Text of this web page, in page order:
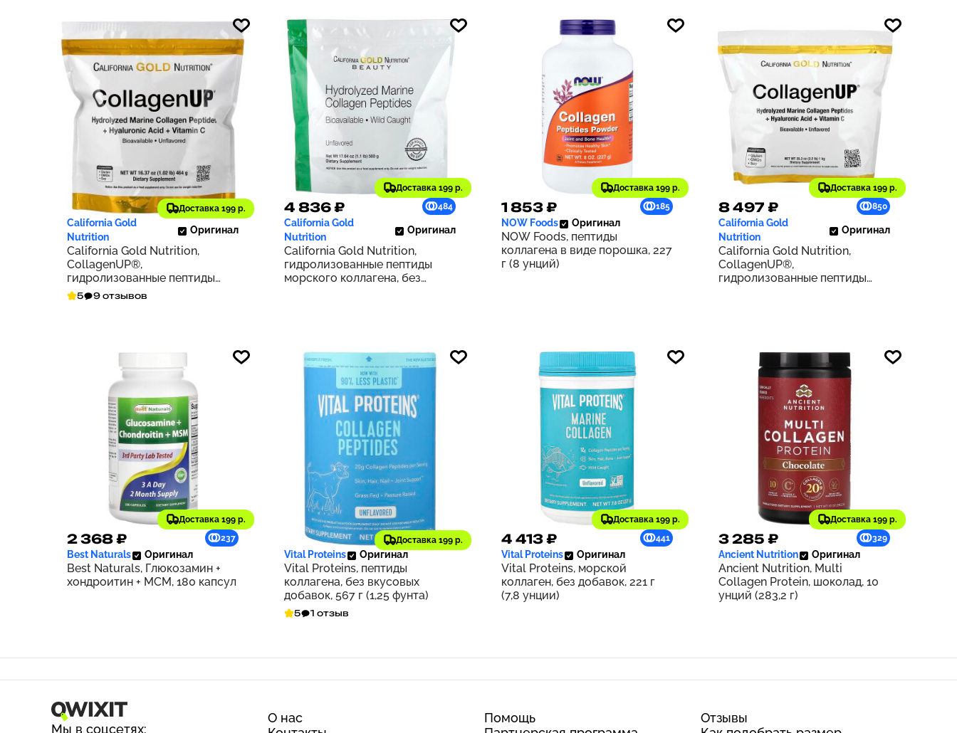
Доставка 199 р.
4 410 ₽ 441
California Gold
Nutrition
Оригинал
California Gold Nutrition,
CollagenUP®,
гидролизованные пептиды
морского коллагена с
5 9 отзывов
Доставка 199 р.
4 836 ₽ 484
California Gold
Nutrition
Оригинал
California Gold Nutrition,
гидролизованные пептиды
морского коллагена, без
Доставка 199 р.
1 853 ₽ 185
NOW Foods Оригинал
NOW Foods, пептиды
коллагена в виде порошка, 227
г (8 унций)
Доставка 199 р.
8 497 ₽ 850
California Gold
Nutrition
Оригинал
California Gold Nutrition,
CollagenUP®,
гидролизованные пептиды
Доставка 199 р.
2 368 ₽ 237
Best Naturals Оригинал
Best Naturals, Глюкозамин +
хондроитин + МСМ, 180 капсул
Доставка 199 р.
5 267 ₽ 527
Vital Proteins Оригинал
Vital Proteins, пептиды
коллагена, без вкусовых
добавок, 567 г (1,25 фунта)
5 1 отзыв
Доставка 199 р.
4 413 ₽ 441
Vital Proteins Оригинал
Vital Proteins, морской
коллаген, без добавок, 221 г
(7,8 унции)
Доставка 199 р.
3 285 ₽ 329
Ancient Nutrition Оригинал
Ancient Nutrition, Multi
Collagen Protein, шоколад, 10
унций (283,2 г)
Мы в соцсетях:
О нас
Помощь
Отзывы